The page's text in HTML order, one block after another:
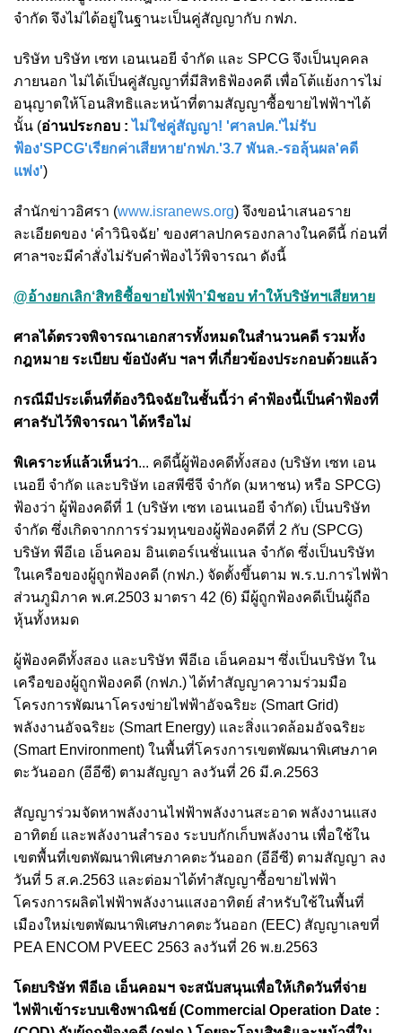
จำกัด จึงไม่ได้อยู่ในฐานะเป็นคู่สัญญากับ กฟภ.
บริษัท บริษัท เซท เอนเนอยี จำกัด และ SPCG จึงเป็นบุคคล
ภายนอก ไม่ได้เป็นคู่สัญญาที่มีสิทธิฟ้องคดี เพื่อโต้แย้งการไม่
อนุญาตให้โอนสิทธิและหน้าที่ตามสัญญาซื้อขายไฟฟ้าฯได้
นั้น (อ่านประกอบ :ไม่ใช่คู่สัญญา! 'ศาลปค.'ไม่รับ
ฟ้อง'SPCG'เรียกค่าเสียหาย'กฟภ.'3.7 พันล.-รอลุ้นผล'คดี
แพ่ง')
สำนักข่าวอิศรา (www.isranews.org) จึงขอนำเสนอราย
ละเอียดของ ‘คำวินิจฉัย’ ของศาลปกครองกลางในคดีนี้ ก่อนที่
ศาลฯจะมีคำสั่งไม่รับคำฟ้องไว้พิจารณา ดังนี้
@อ้างยกเลิก‘สิทธิซื้อขายไฟฟ้า’มิชอบ ทำให้บริษัทฯเสียหาย
ศาลได้ตรวจพิจารณาเอกสารทั้งหมดในสำนวนคดี รวมทั้ง
กฎหมาย ระเบียบ ข้อบังคับ ฯลฯ ที่เกี่ยวข้องประกอบด้วยแล้ว
กรณีมีประเด็นที่ต้องวินิจฉัยในชั้นนี้ว่า คำฟ้องนี้เป็นคำฟ้องที่
ศาลรับไว้พิจารณา ได้หรือไม่
พิเคราะห์แล้วเห็นว่า... คดีนี้ผู้ฟ้องคดีทั้งสอง (บริษัท เซท เอน
เนอยี จำกัด และบริษัท เอสพีซีจี จำกัด (มหาชน) หรือ SPCG)
ฟ้องว่า ผู้ฟ้องคดีที่ 1 (บริษัท เซท เอนเนอยี จำกัด) เป็นบริษัท
จำกัด ซึ่งเกิดจากการร่วมทุนของผู้ฟ้องคดีที่ 2 กับ (SPCG)
บริษัท พีอีเอ เอ็นคอม อินเตอร์เนชั่นแนล จำกัด ซึ่งเป็นบริษัท
ในเครือของผู้ถูกฟ้องคดี (กฟภ.) จัดตั้งขึ้นตาม พ.ร.บ.การไฟฟ้า
ส่วนภูมิภาค พ.ศ.2503 มาตรา 42 (6) มีผู้ถูกฟ้องคดีเป็นผู้ถือ
หุ้นทั้งหมด
ผู้ฟ้องคดีทั้งสอง และบริษัท พีอีเอ เอ็นคอมฯ ซึ่งเป็นบริษัท ใน
เครือของผู้ถูกฟ้องคดี (กฟภ.) ได้ทำสัญญาความร่วมมือ
โครงการพัฒนาโครงข่ายไฟฟ้าอัจฉริยะ (Smart Grid)
พลังงานอัจฉริยะ (Smart Energy) และสิ่งแวดล้อมอัจฉริยะ
(Smart Environment) ในพื้นที่โครงการเขตพัฒนาพิเศษภาค
ตะวันออก (อีอีซี) ตามสัญญา ลงวันที่ 26 มี.ค.2563
สัญญาร่วมจัดหาพลังงานไฟฟ้าพลังงานสะอาด พลังงานแสง
อาทิตย์ และพลังงานสำรอง ระบบกักเก็บพลังงาน เพื่อใช้ใน
เขตพื้นที่เขตพัฒนาพิเศษภาคตะวันออก (อีอีซี) ตามสัญญา ลง
วันที่ 5 ส.ค.2563 และต่อมาได้ทำสัญญาซื้อขายไฟฟ้า
โครงการผลิตไฟฟ้าพลังงานแสงอาทิตย์ สำหรับใช้ในพื้นที่
เมืองใหม่เขตพัฒนาพิเศษภาคตะวันออก (EEC) สัญญาเลขที่
PEA ENCOM PVEEC 2563 ลงวันที่ 26 พ.ย.2563
โดยบริษัท พีอีเอ เอ็นคอมฯ จะสนับสนุนเพื่อให้เกิดวันที่จ่าย
ไฟฟ้าเข้าระบบเชิงพาณิชย์ (Commercial Operation Date :